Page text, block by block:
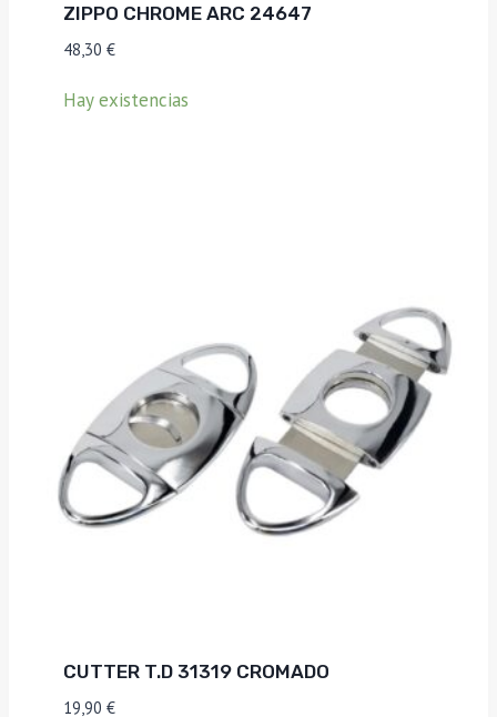
ZIPPO CHROME ARC 24647
48,30 €
Hay existencias
CUTTER T.D 31319 CROMADO
19,90 €